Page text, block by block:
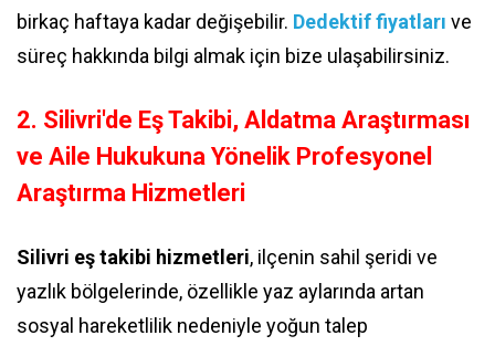
birkaç haftaya kadar değişebilir. Dedektif fiyatları ve
süreç hakkında bilgi almak için bize ulaşabilirsiniz.
2. Silivri'de Eş Takibi, Aldatma Araştırması
ve Aile Hukukuna Yönelik Profesyonel
Araştırma Hizmetleri
Silivri eş takibi hizmetleri, ilçenin sahil şeridi ve
yazlık bölgelerinde, özellikle yaz aylarında artan
sosyal hareketlilik nedeniyle yoğun talep